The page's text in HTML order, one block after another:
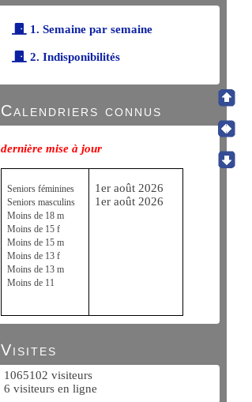
1. Semaine par semaine
2. Indisponibilités
Calendriers connus
dernière mise à jour
Seniors féminines
Seniors masculins
Moins de 18 m
Moins de 15 f
Moins de 15 m
Moins de 13 f
Moins de 13 m
Moins de 11
1er août 2026
1er août 2026
Visites
1065102 visiteurs
6 visiteurs en ligne